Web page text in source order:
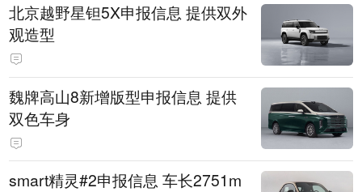
北京越野星钽5X申报信息 提供双外
观造型
魏牌高山8新增版型申报信息 提供
双色车身
smart精灵#2申报信息 车长2751m